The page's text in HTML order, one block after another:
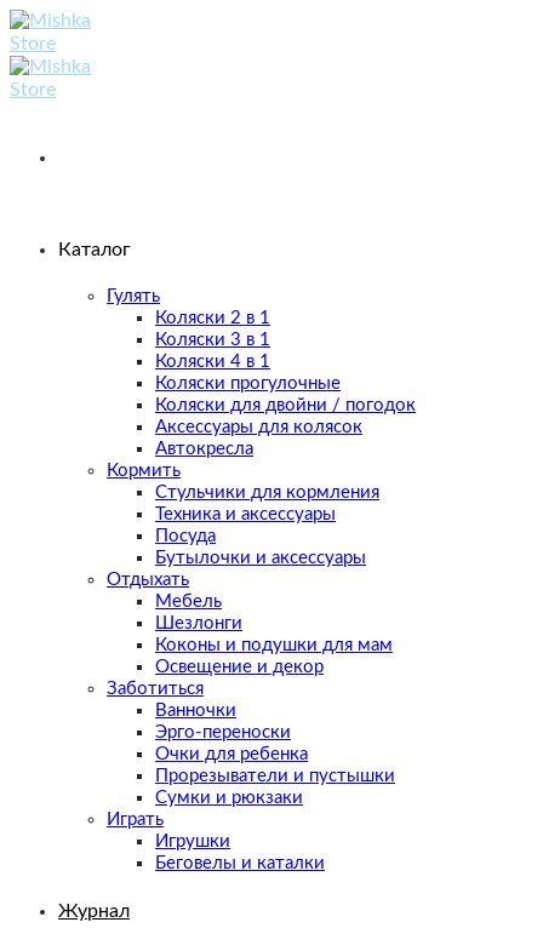
Skip
to
content
Каталог
Гулять
Коляски 2 в 1
Коляски 3 в 1
Коляски 4 в 1
Коляски прогулочные
Коляски для двойни / погодок
Аксессуары для колясок
Автокресла
Кормить
Стульчики для кормления
Техника и аксессуары
Посуда
Бутылочки и аксессуары
Отдыхать
Мебель
Шезлонги
Коконы и подушки для мам
Освещение и декор
Заботиться
Ванночки
Эрго-переноски
Очки для ребенка
Прорезыватели и пустышки
Сумки и рюкзаки
Играть
Игрушки
Беговелы и каталки
Журнал